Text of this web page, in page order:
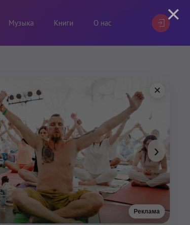
Музыка Книги О нас
Реклама
×
›
×